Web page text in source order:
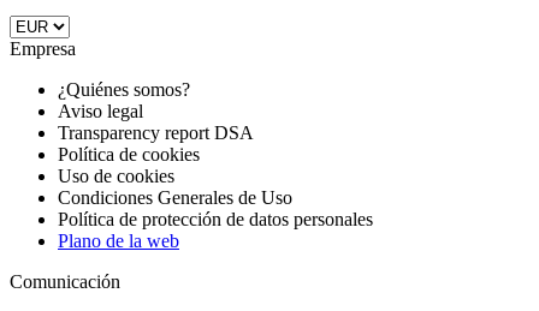
Empresa
¿Quiénes somos?
Aviso legal
Transparency report DSA
Política de cookies
Uso de cookies
Condiciones Generales de Uso
Política de protección de datos personales
Plano de la web
Comunicación